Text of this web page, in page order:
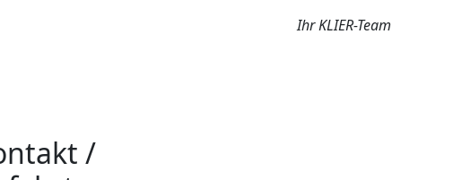
Ihr KLIER-Team
/